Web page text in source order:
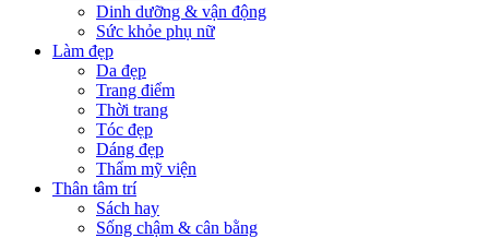
Dinh dưỡng & vận động
Sức khỏe phụ nữ
Làm đẹp
Da đẹp
Trang điểm
Thời trang
Tóc đẹp
Dáng đẹp
Thẩm mỹ viện
Thân tâm trí
Sách hay
Sống chậm & cân bằng